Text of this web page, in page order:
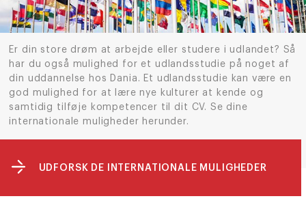
Er din store drøm at arbejde eller studere i udlandet? Så
har du også mulighed for et udlandsstudie på noget af
din uddannelse hos Dania. Et udlandsstudie kan være en
god mulighed for at lære nye kulturer at kende og
samtidig tilføje kompetencer til dit CV. Se dine
internationale muligheder herunder.
UDFORSK DE INTERNATIONALE MULIGHEDER